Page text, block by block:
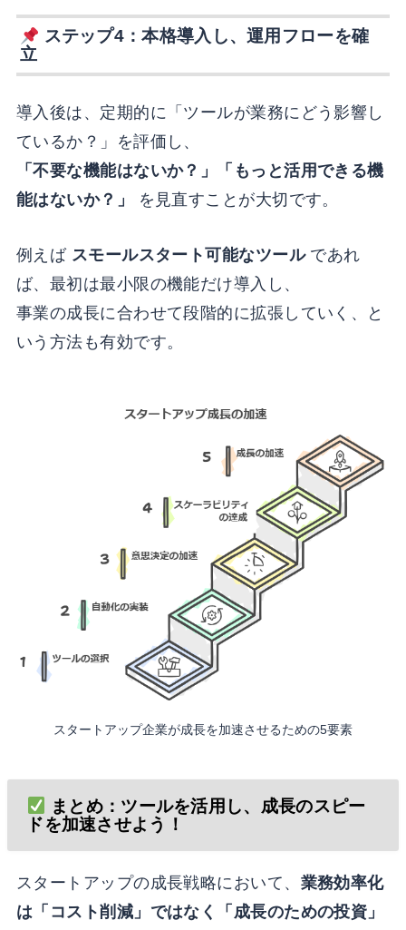
ステップ4：本格導入し、運用フローを確
立
導入後は、定期的に「ツールが業務にどう影響し
ているか？」を評価し、
「不要な機能はないか？」「もっと活用できる機
能はないか？」
を見直すことが大切です。
例えば スモールスタート可能なツールであれ
ば、最初は最小限の機能だけ導入し、
事業の成長に合わせて段階的に拡張していく、と
いう方法も有効です。
スタートアップ企業が成長を加速させるための5要素
まとめ：ツールを活用し、成長のスピー
ドを加速させよう！
スタートアップの成長戦略において、 業務効率化
は「コスト削減」ではなく「成長のための投資」